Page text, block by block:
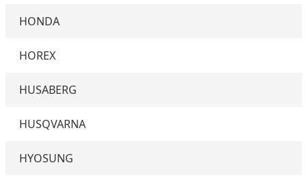
HONDA
HOREX
HUSABERG
HUSQVARNA
HYOSUNG